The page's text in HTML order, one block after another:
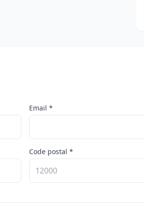
Email *
Code postal *